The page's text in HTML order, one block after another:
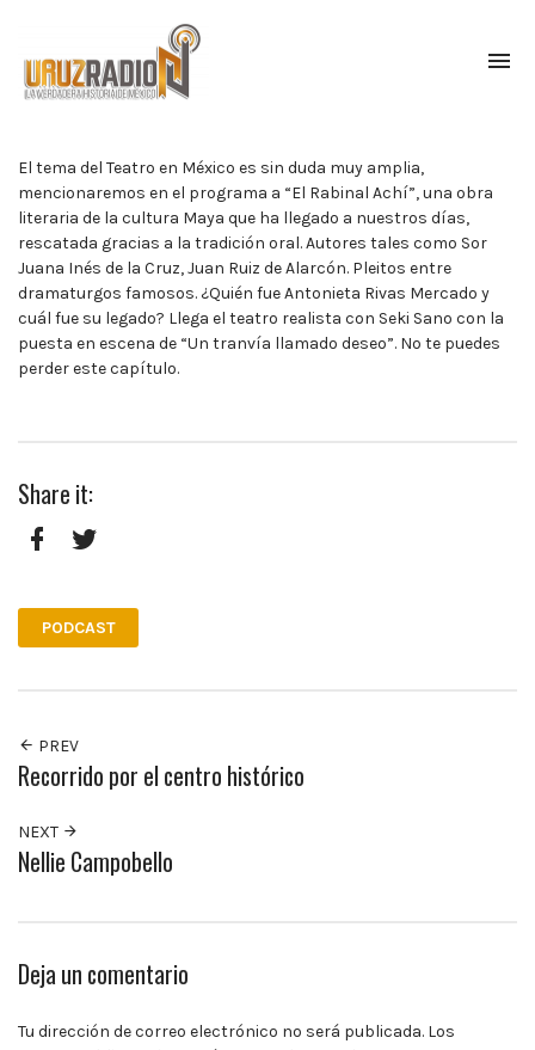
historia
de
México,
narrada
por
el
profesor
Francisco
Mendoza.
a
10:00
El tema del Teatro en México es sin duda muy amplia,
mencionaremos en el programa a “El Rabinal Achí”, una obra
literaria de la cultura Maya que ha llegado a nuestros días,
rescatada gracias a la tradición oral. Autores tales como Sor
Juana Inés de la Cruz, Juan Ruiz de Alarcón. Pleitos entre
dramaturgos famosos. ¿Quién fue Antonieta Rivas Mercado y
cuál fue su legado? Llega el teatro realista con Seki Sano con la
puesta en escena de “Un tranvía llamado deseo”. No te puedes
perder este capítulo.
Share it:
PODCAST
PREV
Recorrido por el centro histórico
NEXT
Nellie Campobello
Deja un comentario
Tu dirección de correo electrónico no será publicada. Los